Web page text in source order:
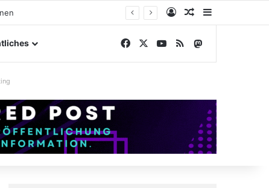
AnmeldenZufälliger
Facebook YouTube
RSS